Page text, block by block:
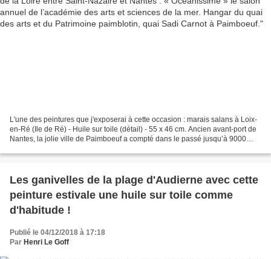
L'une des peintures que j'exposerai à cette occasion : marais salans à Loix-
en-Ré (Ile de Ré) - Huile sur toile (détail) - 55 x 46 cm. Ancien avant-port de
Nantes, la jolie ville de Paimboeuf a compté dans le passé jusqu’à 9000
Les ganivelles de la plage d'Audierne avec cette
peinture estivale une huile sur toile comme
d'habitude !
Publié le 04/12/2018 à 17:18
Par Henri Le Goff